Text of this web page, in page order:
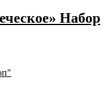
Набор